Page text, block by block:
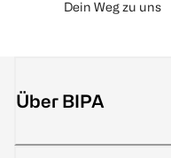
Dein Weg zu uns
Über BIPA